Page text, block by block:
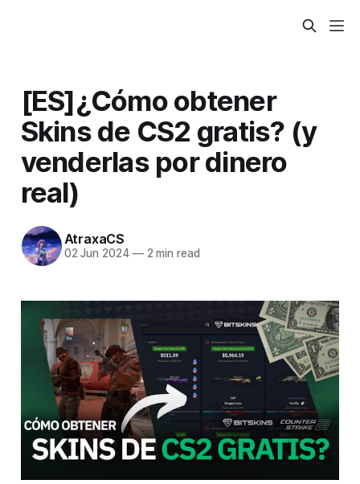
[ES]¿Cómo obtener
Skins de CS2 gratis? (y
venderlas por dinero
real)
AtraxaCS
02 Jun 2024 —2 min read